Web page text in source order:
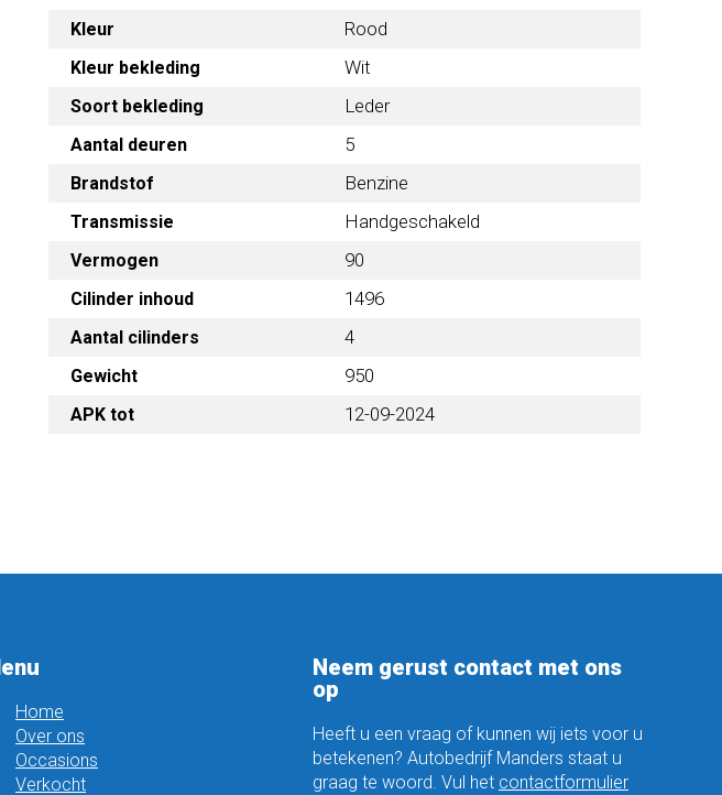
Kleur Rood
Kleur bekleding Wit
Soort bekleding Leder
Aantal deuren 5
Brandstof Benzine
Transmissie Handgeschakeld
Vermogen 90
Cilinder inhoud 1496
Aantal cilinders 4
Gewicht 950
APK tot 12-09-2024
Home
Over ons
Occasions
Verkocht
Neem gerust contact met ons
op
Heeft u een vraag of kunnen wij iets voor u
betekenen? Autobedrijf Manders staat u
graag te woord. Vul het contactformulier